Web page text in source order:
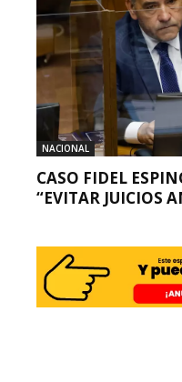
NACIONAL
CASO FIDEL
“EVITAR JUICIOS